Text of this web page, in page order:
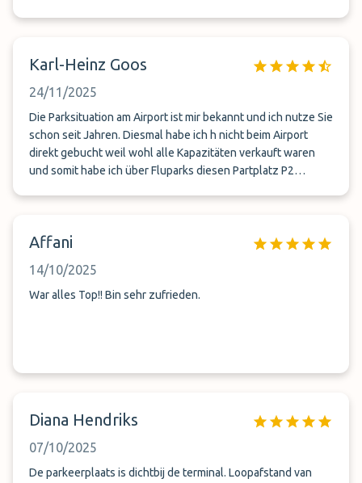
Karl-Heinz Goos
24/11/2025
Die Parksituation am Airport ist mir bekannt und ich nutze Sie
schon seit Jahren. Diesmal habe ich h nicht beim Airport
direkt gebucht weil wohl alle Kapazitäten verkauft waren
und somit habe ich über Fluparks diesen Partplatz P2
einfahren, musste aber nach Rückkehr (2Monate) wieder per
Parkpersonals war es such nach einiger Wartezeit erledigt.
Affani
14/10/2025
War alles Top!! Bin sehr zufrieden.
Diana Hendriks
07/10/2025
De parkeerplaats is dichtbij de terminal. Loopafstand van